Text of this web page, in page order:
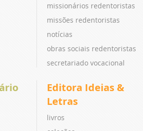
missionários redentoristas
missões redentoristas
notícias
obras sociais redentoristas
secretariado vocacional
Editora Ideias &
Letras
livros